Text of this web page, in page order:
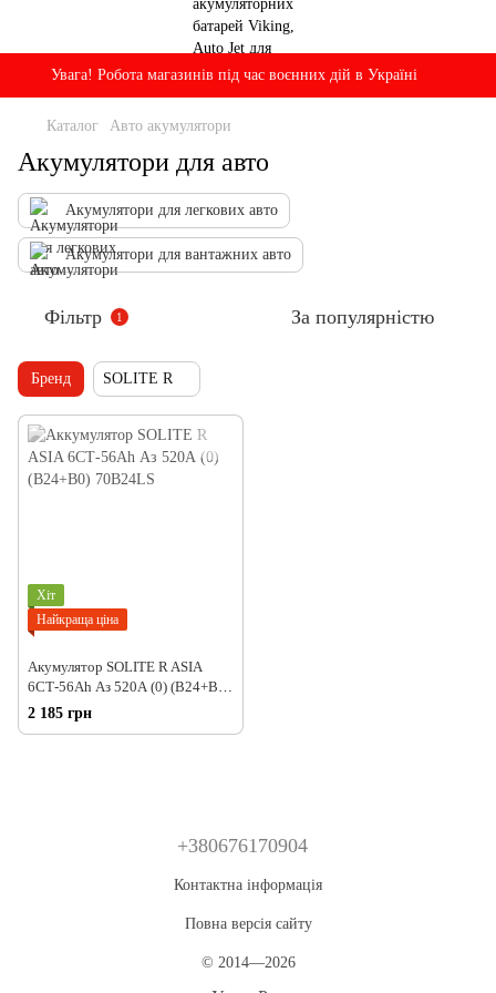
Увага! Робота магазинів під час воєнних дій в Україні
Каталог Авто акумулятори
Акумулятори для авто
Акумулятори для легкових авто
Акумулятори для вантажних авто
Фільтр 1 За популярністю
Бренд SOLITE R
Хіт
Найкраща ціна
Акумулятор SOLITE R ASIA
6СТ-56Ah Аз 520А (0) (B24+B0)
70B24LS
2 185 грн
+380676170904
Контактна інформація
Повна версія сайту
© 2014—2026